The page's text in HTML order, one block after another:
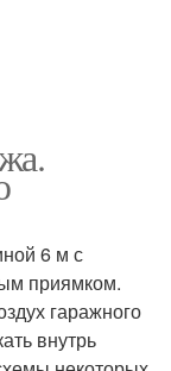
6 м с
приямком.
гаражного
внутрь